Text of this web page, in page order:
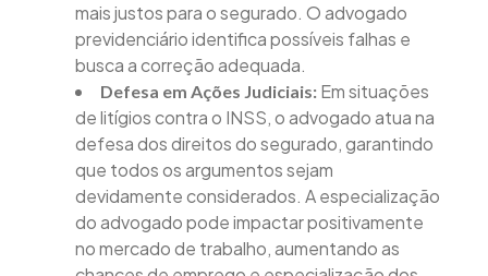
mais justos para o segurado. O advogado
previdenciário identifica possíveis falhas e
busca a correção adequada.
Defesa em Ações Judiciais: Em situações
de litígios contra o INSS, o advogado atua na
defesa dos direitos do segurado, garantindo
que todos os argumentos sejam
devidamente considerados. A especialização
do advogado pode impactar positivamente
no mercado de trabalho, aumentando as